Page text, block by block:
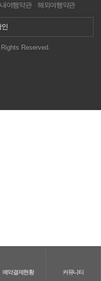
여행약관 해외여행약관
Reserved.
예약결제현황 커뮤니티